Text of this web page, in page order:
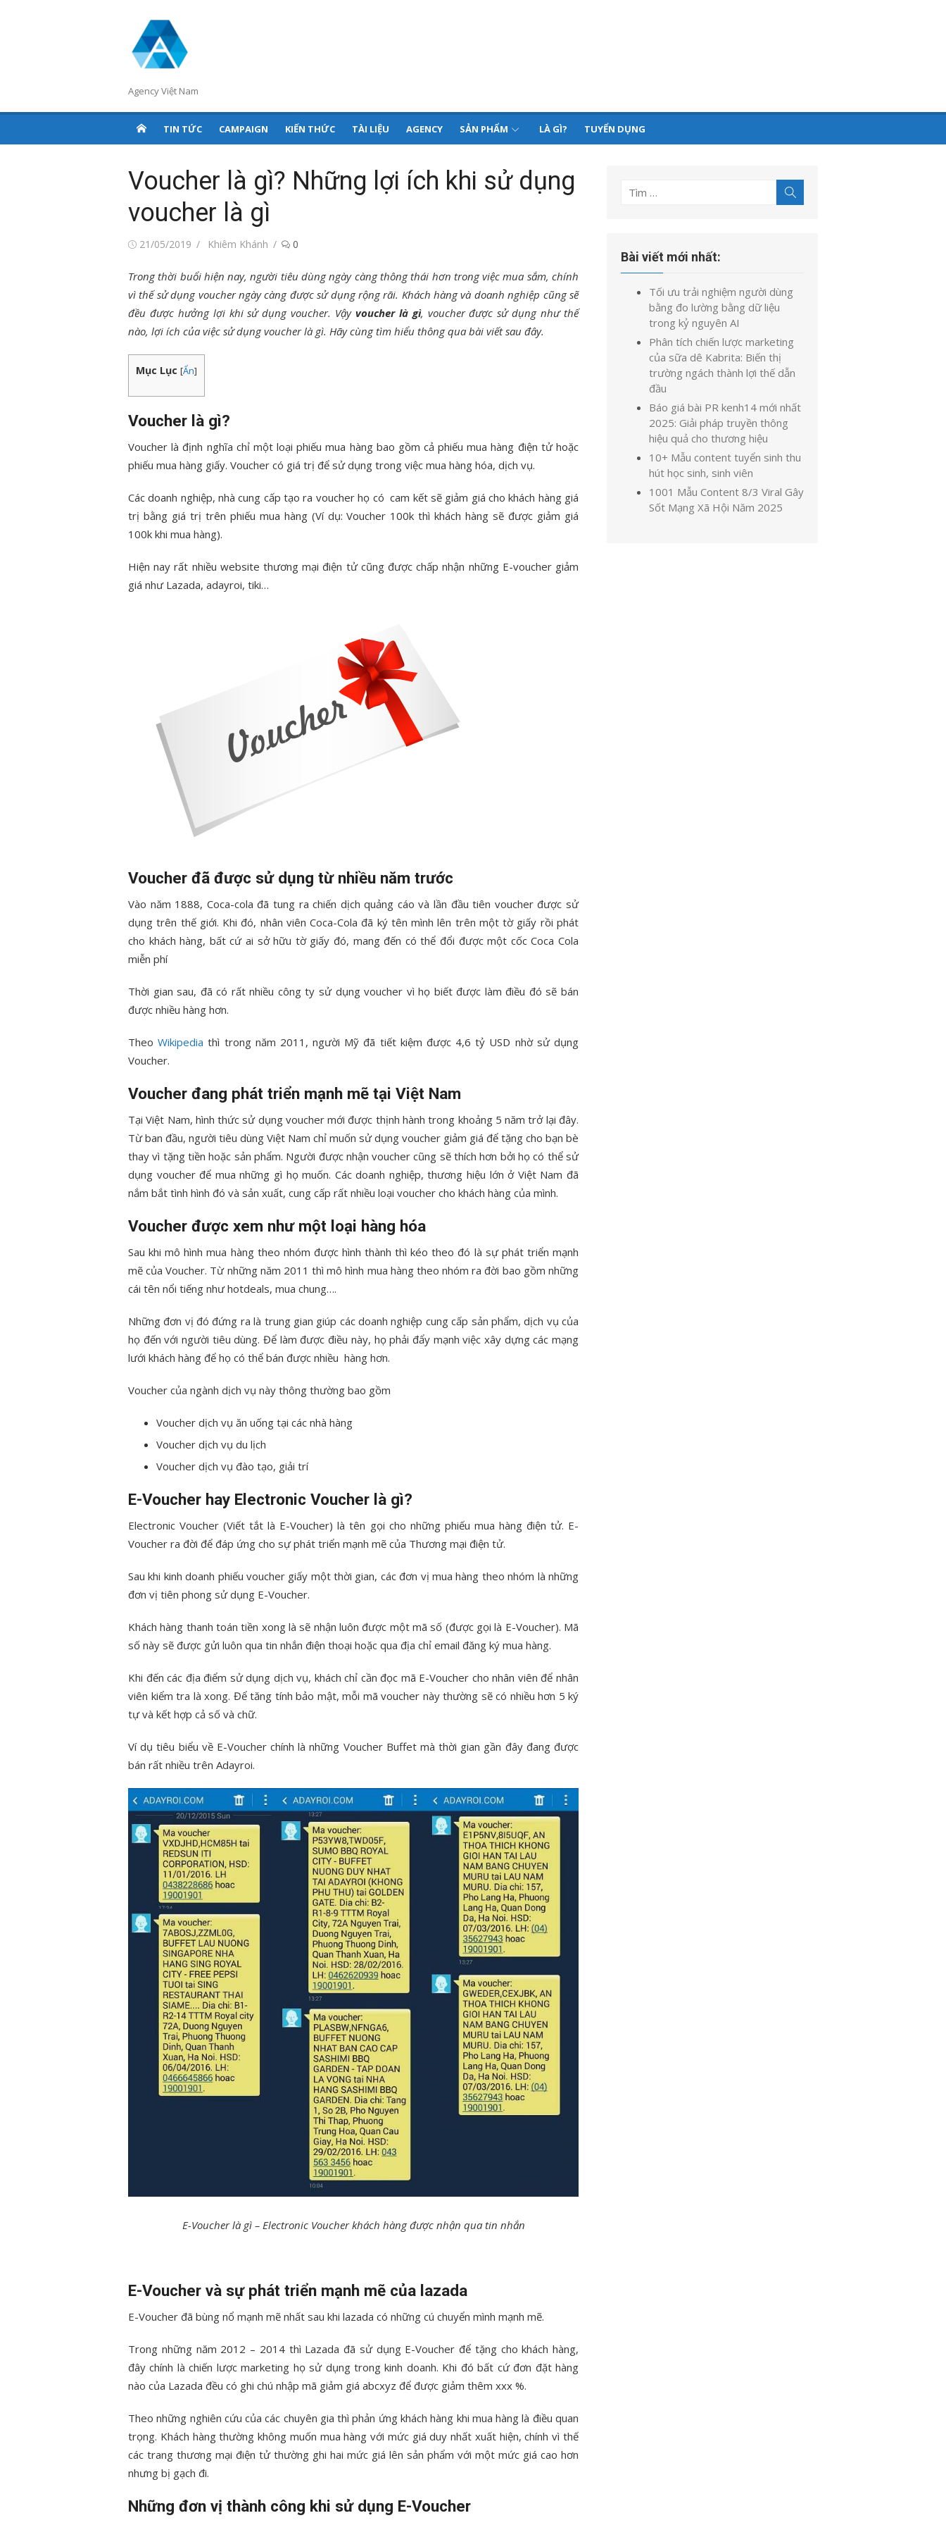
Agency Việt Nam
TIN TỨC CAMPAIGN KIẾN THỨC TÀI LIỆU AGENCY SẢN PHẨM LÀ GÌ? TUYỂN DỤNG
Voucher là gì? Những lợi ích khi sử dụng
voucher là gì
Đăng21/05/2019
Tác
Khiêm Khánh 0
Trong thời buổi hiện nay, người tiêu dùng ngày càng thông thái hơn trong việc mua sắm, chính
vì thế sử dụng voucher ngày càng được sử dụng rộng rãi. Khách hàng và doanh nghiệp cũng sẽ
đều được hưởng lợi khi sử dụng voucher. Vậy voucher là gì, voucher được sử dụng như thế
nào, lợi ích của việc sử dụng voucher là gì. Hãy cùng tìm hiểu thông qua bài viết sau đây.
Mục Lục [Ẩn]
Voucher là gì?
Voucher là định nghĩa chỉ một loại phiếu mua hàng bao gồm cả phiếu mua hàng điện tử hoặc
phiếu mua hàng giấy. Voucher có giá trị để sử dụng trong việc mua hàng hóa, dịch vụ.
Các doanh nghiệp, nhà cung cấp tạo ra voucher họ có cam kết sẽ giảm giá cho khách hàng giá
trị bằng giá trị trên phiếu mua hàng (Ví dụ: Voucher 100k thì khách hàng sẽ được giảm giá
100k khi mua hàng).
Hiện nay rất nhiều website thương mại điện tử cũng được chấp nhận những E-voucher giảm
giá như Lazada, adayroi, tiki…
Voucher đã được sử dụng từ nhiều năm trước
Vào năm 1888, Coca-cola đã tung ra chiến dịch quảng cáo và lần đầu tiên voucher được sử
dụng trên thế giới. Khi đó, nhân viên Coca-Cola đã ký tên mình lên trên một tờ giấy rồi phát
cho khách hàng, bất cứ ai sở hữu tờ giấy đó, mang đến có thể đổi được một cốc Coca Cola
miễn phí
Thời gian sau, đã có rất nhiều công ty sử dụng voucher vì họ biết được làm điều đó sẽ bán
được nhiều hàng hơn.
TheoWikipedia thì trong năm 2011, người Mỹ đã tiết kiệm được 4,6 tỷ USD nhờ sử dụng
Voucher.
Voucher đang phát triển mạnh mẽ tại Việt Nam
Tại Việt Nam, hình thức sử dụng voucher mới được thịnh hành trong khoảng 5 năm trở lại đây.
Từ ban đầu, người tiêu dùng Việt Nam chỉ muốn sử dụng voucher giảm giá để tặng cho bạn bè
thay vì tặng tiền hoặc sản phẩm. Người được nhận voucher cũng sẽ thích hơn bởi họ có thể sử
dụng voucher để mua những gì họ muốn. Các doanh nghiệp, thương hiệu lớn ở Việt Nam đã
nắm bắt tình hình đó và sản xuất, cung cấp rất nhiều loại voucher cho khách hàng của mình.
Voucher được xem như một loại hàng hóa
Sau khi mô hình mua hàng theo nhóm được hình thành thì kéo theo đó là sự phát triển mạnh
mẽ của Voucher. Từ những năm 2011 thì mô hình mua hàng theo nhóm ra đời bao gồm những
cái tên nổi tiếng như hotdeals, mua chung….
Những đơn vị đó đứng ra là trung gian giúp các doanh nghiệp cung cấp sản phẩm, dịch vụ của
họ đến với người tiêu dùng. Để làm được điều này, họ phải đẩy mạnh việc xây dựng các mạng
lưới khách hàng để họ có thể bán được nhiều hàng hơn.
Voucher của ngành dịch vụ này thông thường bao gồm
Voucher dịch vụ ăn uống tại các nhà hàng
Voucher dịch vụ du lịch
Voucher dịch vụ đào tạo, giải trí
E-Voucher hay Electronic Voucher là gì?
Electronic Voucher (Viết tắt là E-Voucher) là tên gọi cho những phiếu mua hàng điện tử. E-
Voucher ra đời để đáp ứng cho sự phát triển mạnh mẽ của Thương mại điện tử.
Sau khi kinh doanh phiếu voucher giấy một thời gian, các đơn vị mua hàng theo nhóm là những
đơn vị tiên phong sử dụng E-Voucher.
Khách hàng thanh toán tiền xong là sẽ nhận luôn được một mã số (được gọi là E-Voucher). Mã
số này sẽ được gửi luôn qua tin nhắn điện thoại hoặc qua địa chỉ email đăng ký mua hàng.
Khi đến các địa điểm sử dụng dịch vụ, khách chỉ cần đọc mã E-Voucher cho nhân viên để nhân
viên kiểm tra là xong. Để tăng tính bảo mật, mỗi mã voucher này thường sẽ có nhiều hơn 5 ký
tự và kết hợp cả số và chữ.
Ví dụ tiêu biểu về E-Voucher chính là những Voucher Buffet mà thời gian gần đây đang được
bán rất nhiều trên Adayroi.
E-Voucher là gì – Electronic Voucher khách hàng được nhận qua tin nhắn
E-Voucher và sự phát triển mạnh mẽ của lazada
E-Voucher đã bùng nổ mạnh mẽ nhất sau khi lazada có những cú chuyển mình mạnh mẽ.
Trong những năm 2012 – 2014 thì Lazada đã sử dụng E-Voucher để tặng cho khách hàng,
đây chính là chiến lược marketing họ sử dụng trong kinh doanh. Khi đó bất cứ đơn đặt hàng
nào của Lazada đều có ghi chú nhập mã giảm giá abcxyz để được giảm thêm xxx %.
Theo những nghiên cứu của các chuyên gia thì phản ứng khách hàng khi mua hàng là điều quan
trọng. Khách hàng thường không muốn mua hàng với mức giá duy nhất xuất hiện, chính vì thế
các trang thương mại điện tử thường ghi hai mức giá lên sản phẩm với một mức giá cao hơn
nhưng bị gạch đi.
Những đơn vị thành công khi sử dụng E-Voucher
Tìm
kiếm
Bài viết mới nhất:
Tối ưu trải nghiệm người dùng
bằng đo lường bằng dữ liệu
trong kỷ nguyên AI
Phân tích chiến lược marketing
của sữa dê Kabrita: Biến thị
trường ngách thành lợi thế dẫn
đầu
Báo giá bài PR kenh14 mới nhất
2025: Giải pháp truyền thông
hiệu quả cho thương hiệu
10+ Mẫu content tuyển sinh thu
hút học sinh, sinh viên
1001 Mẫu Content 8/3 Viral Gây
Sốt Mạng Xã Hội Năm 2025